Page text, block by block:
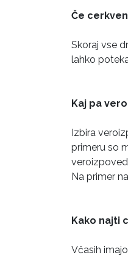
Če
Skoraj vse
lahko
Kaj pa
Izbira
primeru so
Na primer
Kako najti
Včasih